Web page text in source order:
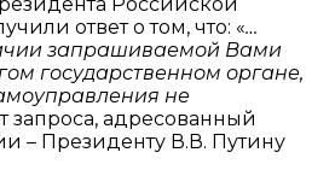
ответ о том, что: «…
запрашиваемой Вами
государственном органе,
не
запроса, адресованный
– Президенту В.В. Путину